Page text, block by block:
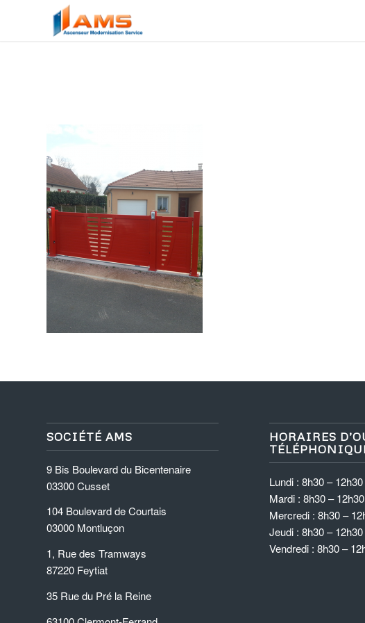
SOCIÉTÉ AMS
9 Bis Boulevard du Bicentenaire
03300 Cusset
104 Boulevard de Courtais
03000 Montluçon
1, Rue des Tramways
87220 Feytiat
35 Rue du Pré la Reine
HORAIRES
Lundi : 8h30 –
Mardi : 8h30 –
Mercredi : 8h30 –
Jeudi : 8h30 –
Vendredi : 8h30 –